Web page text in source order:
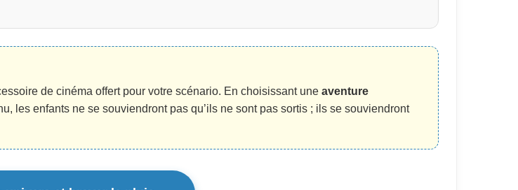
de cinéma offert pour votre scénario. En choisissant une aventure
les enfants ne se souviendront pas qu’ils ne sont pas sortis ; ils se souviendront